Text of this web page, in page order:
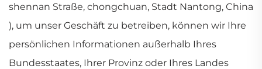
shennan Straße, chongchuan, Stadt Nantong, China
), um unser Geschäft zu betreiben, können wir Ihre
persönlichen Informationen außerhalb Ihres
Bundesstaates, Ihrer Provinz oder Ihres Landes